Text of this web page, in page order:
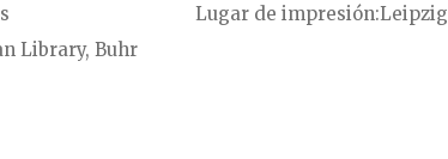
Lugar de impresión Leipzig
Library, Buhr